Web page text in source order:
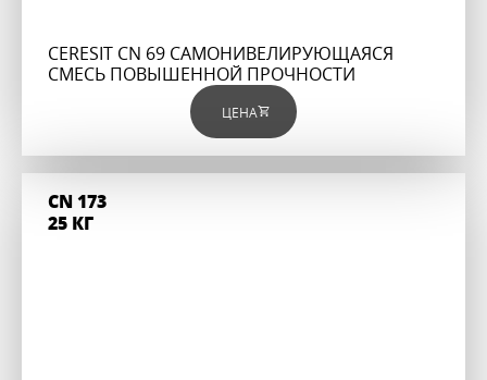
CERESIT CN 69 САМОНИВЕЛИРУЮЩАЯСЯ
СМЕСЬ ПОВЫШЕННОЙ ПРОЧНОСТИ
ЦЕНА
CN 173
25 КГ